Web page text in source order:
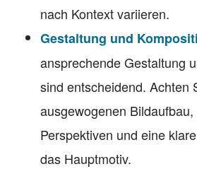
nach Kontext variieren.
Gestaltung und
ansprechende Gestaltung
sind entscheidend. Achten
ausgewogenen
Perspektiven und eine
das Hauptmotiv.